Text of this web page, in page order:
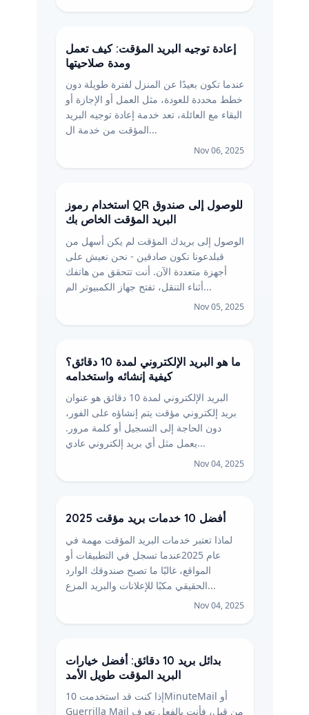
إعادة توجيه البريد المؤقت: كيف تعمل
ومدة صلاحيتها
عندما تكون بعيدًا عن المنزل لفترة طويلة دون
خطط محددة للعودة، مثل العمل أو الإجازة أو
البقاء مع العائلة، تعد خدمة إعادة توجيه البريد
المؤقت من خدمة ال...
Nov 06, 2025
استخدام رموز QR للوصول إلى صندوق
البريد المؤقت الخاص بك
الوصول إلى بريدك المؤقت لم يكن أسهل من
قبلدعونا نكون صادقين - نحن نعيش على
أجهزة متعددة الآن. أنت تتحقق من هاتفك
أثناء التنقل، تفتح جهاز الكمبيوتر الم...
Nov 05, 2025
ما هو البريد الإلكتروني لمدة 10 دقائق؟
كيفية إنشائه واستخدامه
البريد الإلكتروني لمدة 10 دقائق هو عنوان
بريد إلكتروني مؤقت يتم إنشاؤه على الفور،
دون الحاجة إلى التسجيل أو كلمة مرور.
يعمل مثل أي بريد إلكتروني عادي...
Nov 04, 2025
أفضل 10 خدمات بريد مؤقت 2025
لماذا تعتبر خدمات البريد المؤقت مهمة في
عام 2025عندما تسجل في التطبيقات أو
المواقع، غالبًا ما تصبح صندوقك الوارد
الحقيقي مكبًا للإعلانات والبريد المزع...
Nov 04, 2025
بدائل بريد 10 دقائق: أفضل خيارات
البريد المؤقت طويل الأمد
إذا كنت قد استخدمت 10MinuteMail أو
Guerrilla Mail من قبل، فأنت بالفعل تعرف